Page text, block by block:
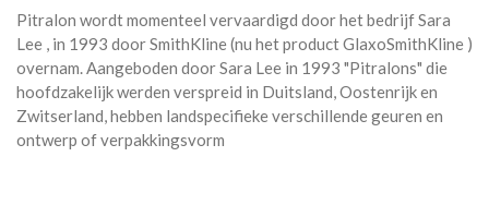
Pitralon wordt momenteel vervaardigd door het bedrijf Sara
Lee , in 1993 door SmithKline (nu het product GlaxoSmithKline )
overnam. Aangeboden door Sara Lee in 1993 "Pitralons" die
hoofdzakelijk werden verspreid in Duitsland, Oostenrijk en
Zwitserland, hebben landspecifieke verschillende geuren en
ontwerp of verpakkingsvorm